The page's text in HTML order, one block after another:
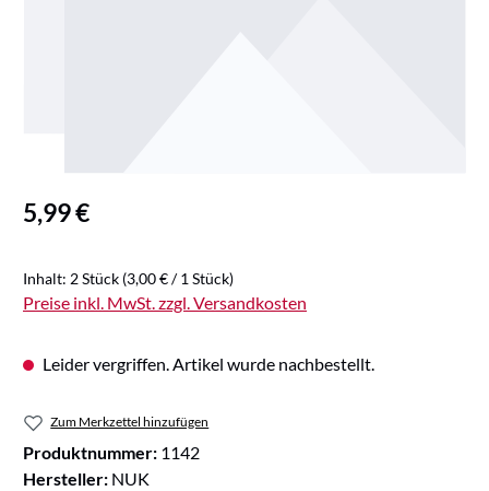
Regulärer Preis:
5,99 €
Inhalt: 2 Stück (3,00 € / 1 Stück)
Preise inkl. MwSt. zzgl. Versandkosten
Leider vergriffen. Artikel wurde nachbestellt.
Zum Merkzettel hinzufügen
Produktnummer: 1142
Hersteller: NUK